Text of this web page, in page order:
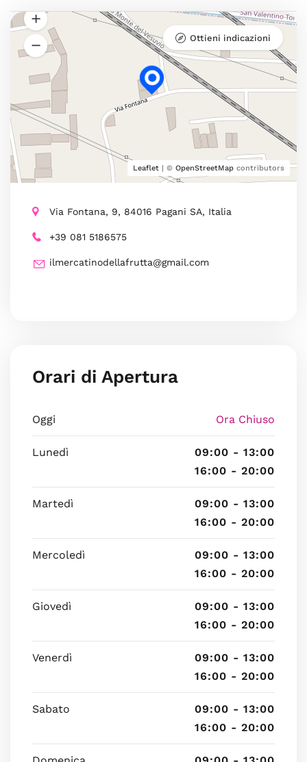
Leaflet | © OpenStreetMap contributors
Ottieni indicazioni
Via Fontana, 9, 84016 Pagani SA, Italia
+39 081 5186575
ilmercatinodellafrutta@gmail.com
Orari di Apertura
Oggi Ora Chiuso
Lunedì
09:00 - 13:00
16:00 - 20:00
Martedì
09:00 - 13:00
16:00 - 20:00
Mercoledì
09:00 - 13:00
16:00 - 20:00
Giovedì
09:00 - 13:00
16:00 - 20:00
Venerdì
09:00 - 13:00
16:00 - 20:00
Sabato
09:00 - 13:00
16:00 - 20:00